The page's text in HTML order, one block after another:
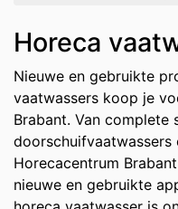
Horeca
Nieuwe en gebruikte
vaatwassers koop je
Brabant. Van complete
doorschuifvaatwassers
Horecacentrum
nieuwe en gebruikte